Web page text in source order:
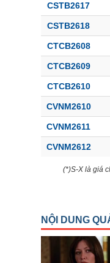
CSTB2617
CSTB2618
CTCB2608
CTCB2609
CTCB2610
CVNM2610
CVNM2611
CVNM2612
(*)S-X là giá